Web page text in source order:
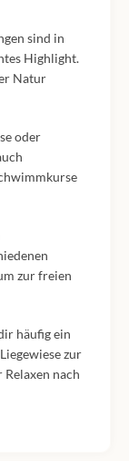
sind in
Highlight.
Natur
oder
zur freien
häufig ein
zur
nach